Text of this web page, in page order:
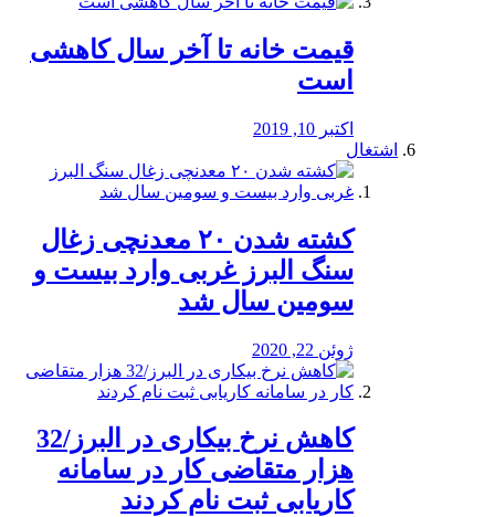
قیمت خانه تا آخر سال کاهشی
است
اکتبر 10, 2019
اشتغال
کشته شدن ۲۰ معدنچی زغال
سنگ البرز غربی وارد بیست و
سومین سال شد
ژوئن 22, 2020
کاهش نرخ بیکاری در البرز/32
هزار متقاضی کار در سامانه
کاریابی ثبت نام کردند